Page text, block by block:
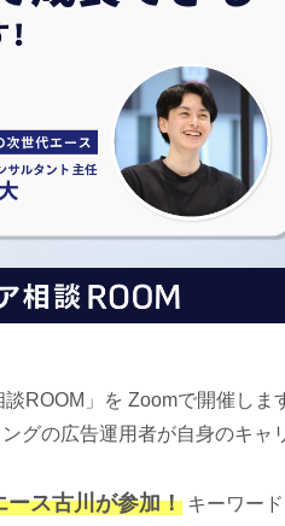
ROOM」を Zoomで開催しま
グの広告運用者が自身のキャ
ース古川が参加！ キーワー